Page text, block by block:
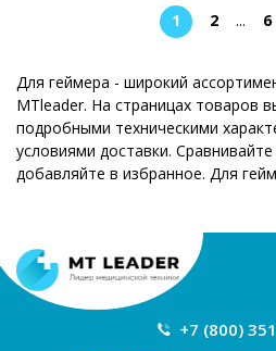
1 2 ... 6
Для геймера - широкий
MTleader. На страницах товаров
подробными техническими
условиями доставки.
добавляйте в избранное. Для
+7 (800)